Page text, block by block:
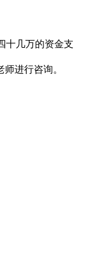
十几万的资金支
进行咨询。